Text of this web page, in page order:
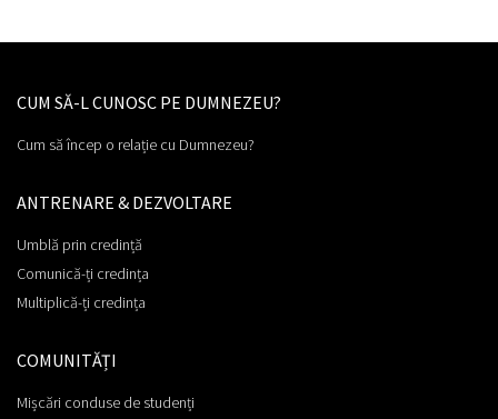
CUM SĂ-L CUNOSC PE DUMNEZEU?
Cum să încep o relație cu Dumnezeu?
ANTRENARE & DEZVOLTARE
Umblă prin credință
Comunică-ți credința
Multiplică-ți credința
COMUNITĂȚI
Mișcări conduse de studenți